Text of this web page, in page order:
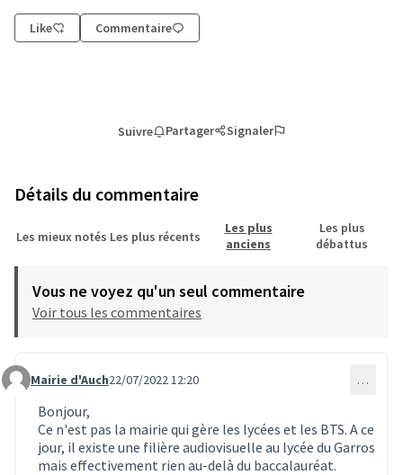
Like Commentaire
Suivre Partager Signaler
Détails du commentaire
Les mieux notés Les plus récents
Les plus
anciens
Les plus
débattus
Vous ne voyez qu'un seul commentaire
Voir tous les commentaires
Commentaire 15 (réponse au commentaire 8)
Mairie d'Auch22/07/2022 12:20 …
Bonjour,
Ce n'est pas la mairie qui gère les lycées et les BTS. A ce
jour, il existe une filière audiovisuelle au lycée du Garros
mais effectivement rien au-delà du baccalauréat.